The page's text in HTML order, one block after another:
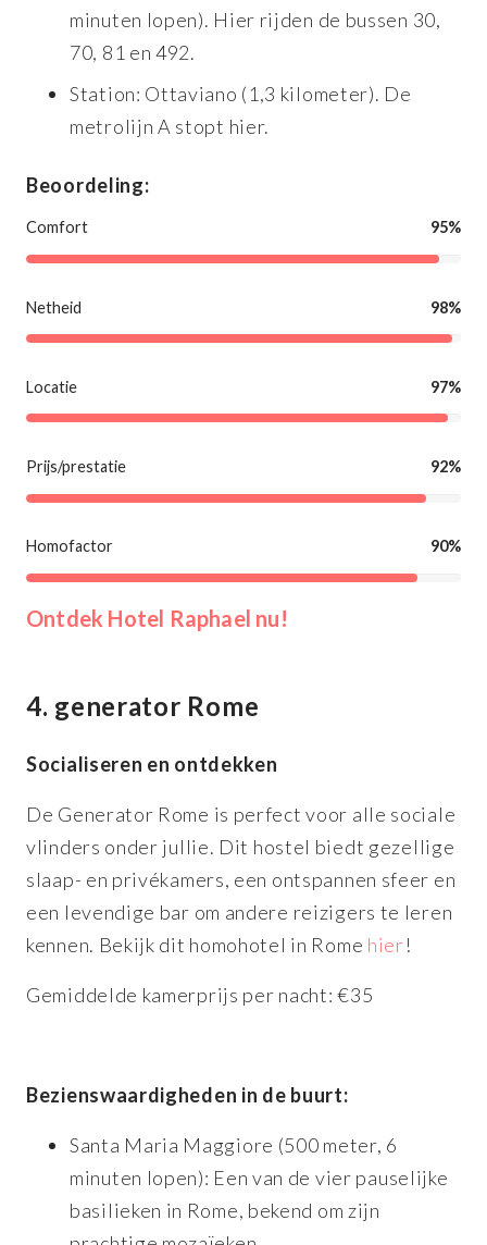
minuten lopen). Hier rijden de bussen 30,
70, 81 en 492.
Station: Ottaviano (1,3 kilometer). De
metrolijn A stopt hier.
Beoordeling:
Comfort 95%
Netheid 98%
Locatie 97%
Prijs/prestatie 92%
Homofactor 90%
Ontdek Hotel Raphael nu!
4. generator Rome
Socialiseren en ontdekken
De Generator Rome is perfect voor alle sociale
vlinders onder jullie. Dit hostel biedt gezellige
slaap- en privékamers, een ontspannen sfeer en
een levendige bar om andere reizigers te leren
kennen. Bekijk dit homohotel in Rome hier!
Gemiddelde kamerprijs per nacht: €35
Bezienswaardigheden in de buurt:
Santa Maria Maggiore (500 meter, 6
minuten lopen): Een van de vier pauselijke
basilieken in Rome, bekend om zijn